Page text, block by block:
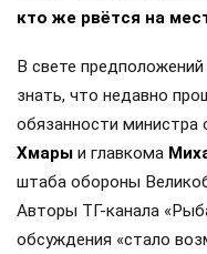
кто же рвётся на
В свете
знать, что недавно
обязанности министра
Хмары и главкома
штаба обороны
Авторы ТГ-канала
обсуждения «стало